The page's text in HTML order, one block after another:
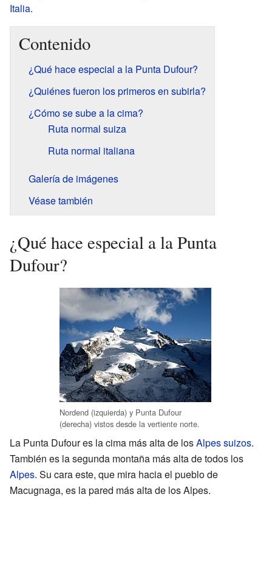
Italia.
Contenido
¿Qué hace especial a la Punta Dufour?
¿Quiénes fueron los primeros en subirla?
¿Cómo se sube a la cima?
Ruta normal suiza
Ruta normal italiana
Galería de imágenes
Véase también
¿Qué hace especial a la Punta
Dufour?
Nordend (izquierda) y Punta Dufour
(derecha) vistos desde la vertiente norte.
La Punta Dufour es la cima más alta de losAlpes suizos.
También es la segunda montaña más alta de todos los
Alpes. Su cara este, que mira hacia el pueblo de
Macugnaga, es la pared más alta de los Alpes.